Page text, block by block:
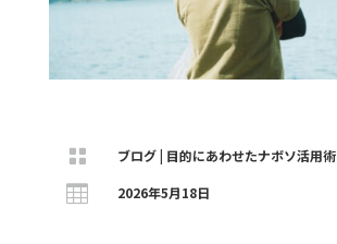
 ブログ| 目的にあわせたナボソ活用術
 2026年5月18日